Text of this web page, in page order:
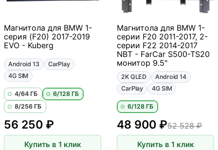
Магнитола для BMW 1-
серия (F20) 2017-2019
EVO - Kuberg
Android 13
CarPlay
4G SIM
4/64 ГБ
6/128 ГБ
8/256 ГБ
56 250 ₽
Купить в 1 клик
Магнитола для BMW 1-
серии F20 2011-2017, 2-
серии F22 2014-2017
NBT - FarCar S500-TS20
монитор 9.5"
2K QLED
Android 14
CarPlay
4G SIM
6/128 ГБ
52 528 ₽
48 900 ₽
Купить в 1 клик